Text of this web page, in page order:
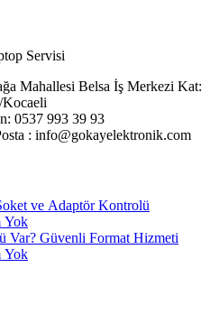
Servisi
Mahallesi Belsa İş Merkezi Kat:
0537 993 39 93
: info@gokayelektronik.com
ve Adaptör Kontrolü
Yok
Var? Güvenli Format Hizmeti
Yok